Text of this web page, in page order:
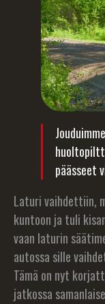
päässeet
Laturi vaihdettiin,
kuntoon ja tuli
vaan laturin
autossa sille
Tämä on nyt
jatkossa